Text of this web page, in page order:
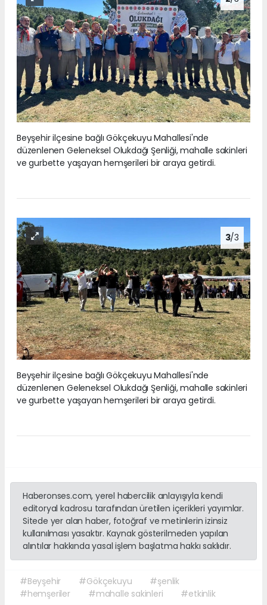
Beyşehir ilçesine bağlı Gökçekuyu Mahallesi'nde
düzenlenen Geleneksel Olukdağı Şenliği, mahalle sakinleri
ve gurbette yaşayan hemşerileri bir araya getirdi.
3/3
Beyşehir ilçesine bağlı Gökçekuyu Mahallesi'nde
düzenlenen Geleneksel Olukdağı Şenliği, mahalle sakinleri
ve gurbette yaşayan hemşerileri bir araya getirdi.
Haberonses.com, yerel habercilik anlayışıyla kendi
editoryal kadrosu tarafından üretilen içerikleri yayımlar.
Sitede yer alan haber, fotoğraf ve metinlerin izinsiz
kullanılması yasaktır. Kaynak gösterilmeden yapılan
alıntılar hakkında yasal işlem başlatma hakkı saklıdır.
#Beyşehir #Gökçekuyu
#şenlik
#hemşeriler
#mahalle sakinleri #etkinlik